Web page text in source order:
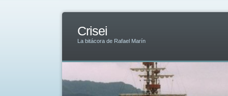
Crisei
La bitácora de Rafael Marín